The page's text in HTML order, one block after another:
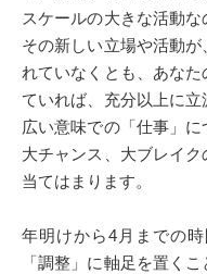
スケールの大きな活動な
その新しい立場や活動
れていなくとも、あな
ていれば、充分以上に立
広い意味での「仕事」に
大チャンス、大ブレイク
当てはまります。
年明けから4月までの
「調整」に軸足を置く